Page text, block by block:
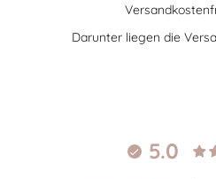
Darunter liegen die
5.0